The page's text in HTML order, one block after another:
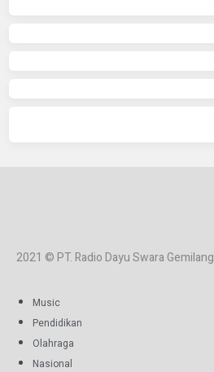
2021 © PT. Radio Dayu Swara Gemilang
Music
Pendidikan
Olahraga
Nasional